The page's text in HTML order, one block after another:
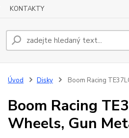
KONTAKTY
Úvod Disky Boom Racing
Boom Racing
Wheels, Gun